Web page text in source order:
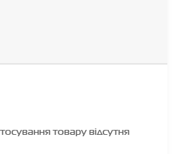
товару відсутня